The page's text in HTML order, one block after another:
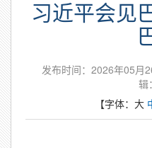
习近平会见
发布时间：2026年05月
辑
【字体： 大